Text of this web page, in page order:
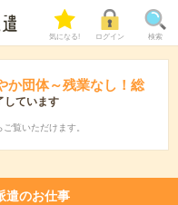
気になる! ログイン 検索
か団体～残業なし！総
しています
ご覧いただけます。
遣のお仕事